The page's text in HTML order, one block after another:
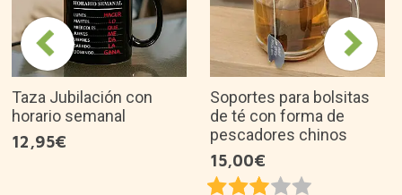
Taza Jubilación con
horario semanal
12,95€
Soportes para bolsitas
de té con forma de
pescadores chinos
15,00€